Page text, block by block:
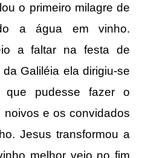
o primeiro milagre de
a água em vinho.
a faltar na festa de
Galiléia ela dirigiu-se
pudesse fazer o
noivos e os convidados
Jesus transformou a
melhor veio no fim